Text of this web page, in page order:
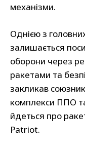
механізми.
Однією з
залишається
оборони через
ракетами та
закликав
комплекси ППО
йдеться про
Patriot.